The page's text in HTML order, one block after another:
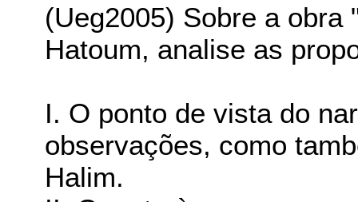
(Ueg2005) Sobre a
Hatoum, analise as
I. O ponto de vista do
observações, como
Halim.